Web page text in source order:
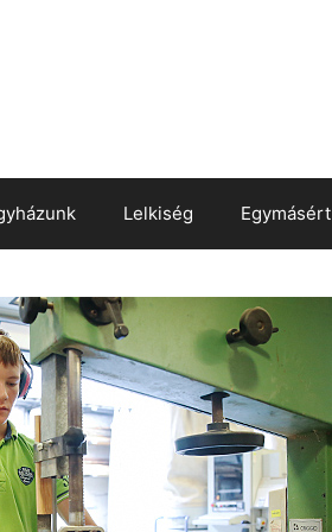
Lelkiség Egymásért